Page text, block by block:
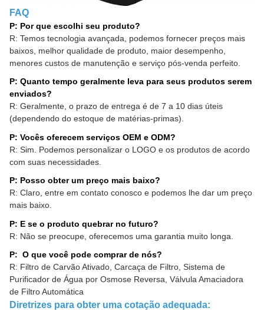
FAQ
P: Por que escolhi seu produto?
R: Temos tecnologia avançada, podemos fornecer preços mais
baixos, melhor qualidade de produto, maior desempenho,
menores custos de manutenção e serviço pós-venda perfeito.
P: Quanto tempo geralmente leva para seus produtos serem
enviados?
R: Geralmente, o prazo de entrega é de 7 a 10 dias úteis
(dependendo do estoque de matérias-primas).
P: Vocês oferecem serviços OEM e ODM?
R: Sim. Podemos personalizar o LOGO e os produtos de acordo
com suas necessidades.
P: Posso obter um preço mais baixo?
R: Claro, entre em contato conosco e podemos lhe dar um preço
mais baixo.
P: E se o produto quebrar no futuro?
R: Não se preocupe, oferecemos uma garantia muito longa.
P: O que você pode comprar de nós?
R: Filtro de Carvão Ativado, Carcaça de Filtro, Sistema de
Purificador de Água por Osmose Reversa, Válvula Amaciadora
de Filtro Automática
Diretrizes para obter uma cotação adequada: